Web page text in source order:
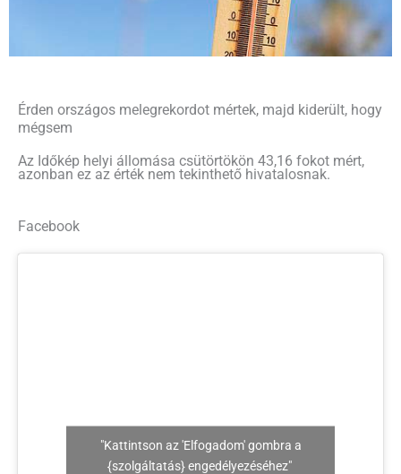
Érden országos melegrekordot mértek, majd kiderült, hogy
mégsem
Az Időkép helyi állomása csütörtökön 43,16 fokot mért,
azonban ez az érték nem tekinthető hivatalosnak.
Facebook
"Kattintson az 'Elfogadom' gombra a
{szolgáltatás} engedélyezéséhez"